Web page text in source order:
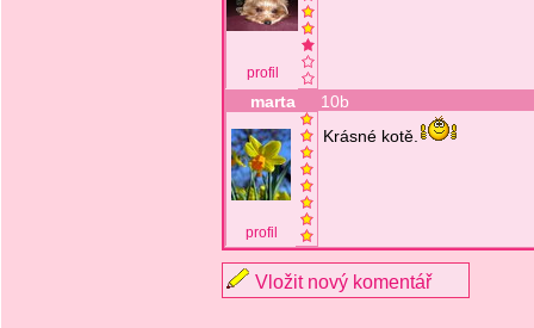
profil
marta 10b
profil
Krásné kotě.
Vložit nový komentář